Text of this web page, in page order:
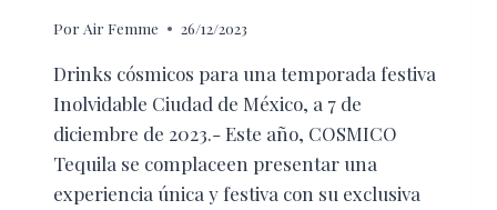
Por Air Femme 26/12/2023
Drinks cósmicos para una temporada festiva
Inolvidable Ciudad de México, a 7 de
diciembre de 2023.- Este año, COSMICO
Tequila se complaceen presentar una
experiencia única y festiva con su exclusiva